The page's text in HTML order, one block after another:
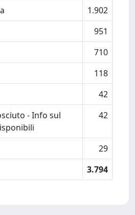
1.902
951
710
118
42
- Info sul
42
29
3.794